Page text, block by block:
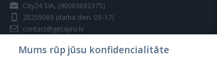
City24 SIA, (40003692375)
28259069 (darba dien. 09-17)
contact@getapro.lv
Mums rūp jūsu konfidencialitāte